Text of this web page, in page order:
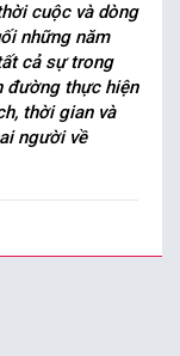
cuộc và dòng
những năm
cả sự trong
đường thực hiện
thời gian và
người về